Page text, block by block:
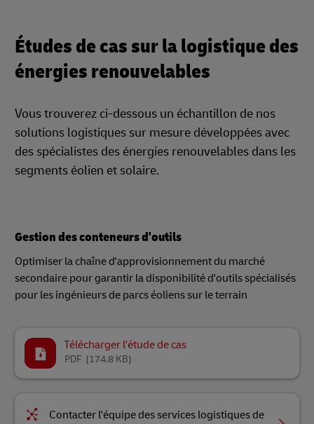
Études de cas sur la logistique des
énergies renouvelables
Vous trouverez ci-dessous un échantillon de nos
solutions logistiques sur mesure développées avec
des spécialistes des énergies renouvelables dans les
segments éolien et solaire.
Gestion des conteneurs d'outils
Optimiser la chaîne d'approvisionnement du marché
secondaire pour garantir la disponibilité d'outils spécialisés
pour les ingénieurs de parcs éoliens sur le terrain
Télécharger l'étude de cas
(174.8 KB)
PDF
Contacter l'équipe des services logistiques de